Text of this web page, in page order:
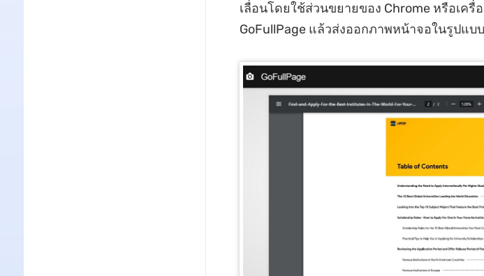
เลื่อนโดยใช้ส่วนขยายของ Chrome หรือเค
GoFullPage แล้วส่งออกภาพหน้าจอในรูปแบ